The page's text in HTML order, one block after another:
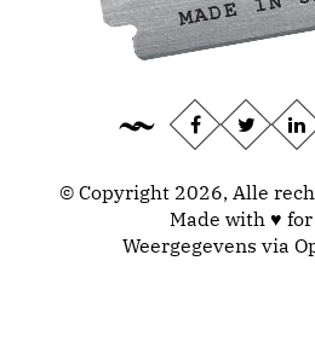
© Copyright 2026, Alle
Made with ♥
Weergegevens via